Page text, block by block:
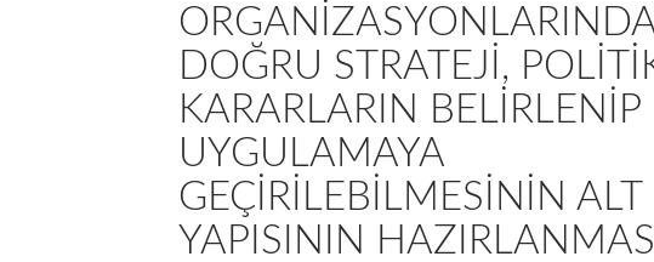
DOĞRU STRATEJI,
KARARLARIN BELIRLENIP
UYGULAMAYA
GEÇIRILEBILMESININ ALT
YAPISININ HAZIRLANMASI